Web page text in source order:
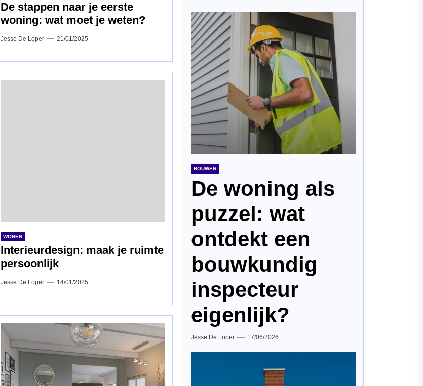
De stappen naar je eerste
woning: wat moet je weten?
Jesse De Loper 21/01/2025
WONEN
Interieurdesign: maak je ruimte
persoonlijk
Jesse De Loper 14/01/2025
BOUWEN
De woning als
puzzel: wat
ontdekt een
bouwkundig
inspecteur
eigenlijk?
Jesse De Loper 17/06/2026